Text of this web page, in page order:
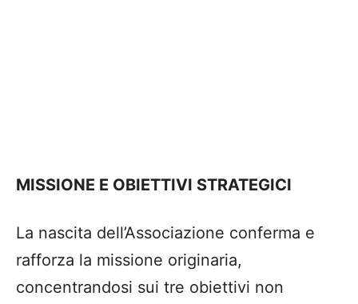
MISSIONE E OBIETTIVI STRATEGICI
​La nascita dell’Associazione conferma e
rafforza la missione originaria,
concentrandosi sui tre obiettivi non